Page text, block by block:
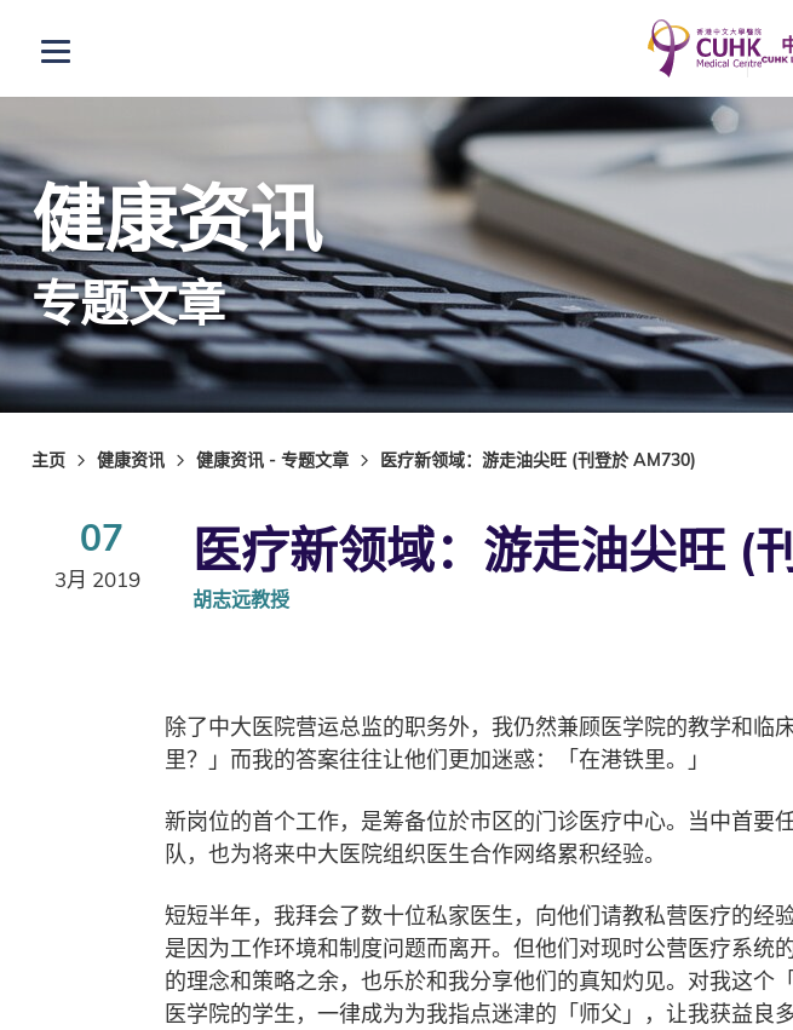
打开选单
健康资讯
专题文章
主页 健康资讯 健康资讯 - 专题文章 医疗新领域：游走油尖旺 (刊登於 AM730)
07
3月 2019 医疗新领域：游走油尖旺 (
胡志远教授
除了中大医院营运总监的职务外，我仍然兼顾医学院的教学和
里？」而我的答案往往让他们更加迷惑：「在港铁里。」
新岗位的首个工作，是筹备位於市区的门诊医疗中心。当中首要
队，也为将来中大医院组织医生合作网络累积经验。
短短半年，我拜会了数十位私家医生，向他们请教私营医疗的
是因为工作环境和制度问题而离开。但他们对现时公营医疗系
的理念和策略之余，也乐於和我分享他们的真知灼见。对我这
医学院的学生，一律成为为我指点迷津的「师父」，让我获益良多